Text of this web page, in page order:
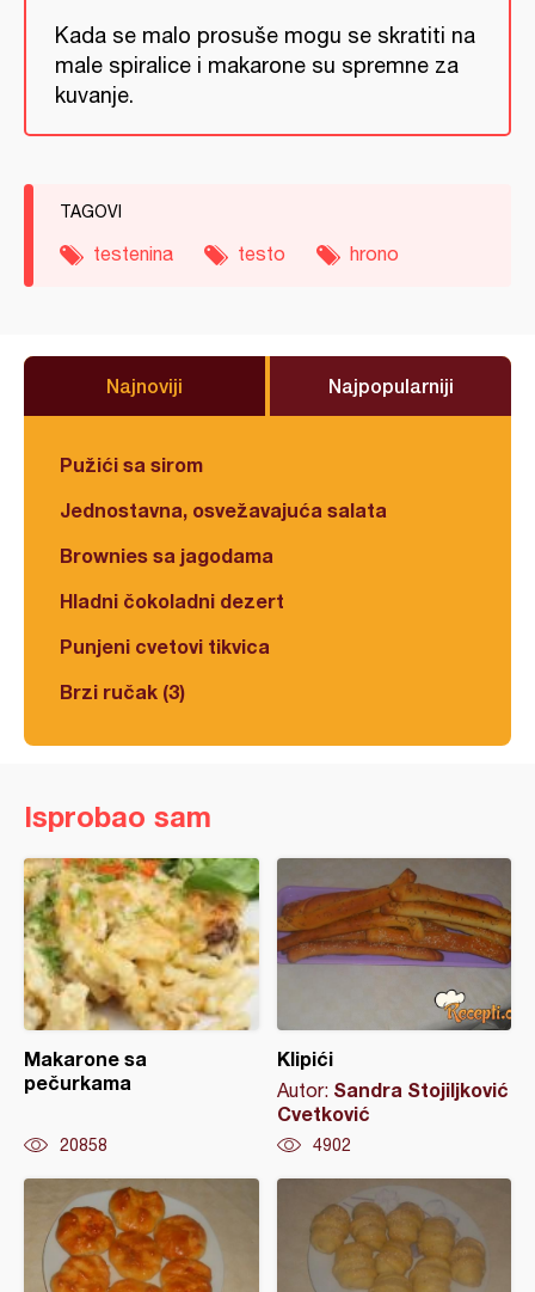
Kada se malo prosuše mogu se skratiti na
male spiralice i makarone su spremne za
kuvanje.
TAGOVI
testenina testo hrono
Najnoviji Najpopularniji
Pužići sa sirom
Jednostavna, osvežavajuća salata
Brownies sa jagodama
Hladni čokoladni dezert
Punjeni cvetovi tikvica
Brzi ručak (3)
Isprobao sam
Makarone sa
pečurkama
20858
Klipići
Autor: Sandra Stojiljković
Cvetković
4902